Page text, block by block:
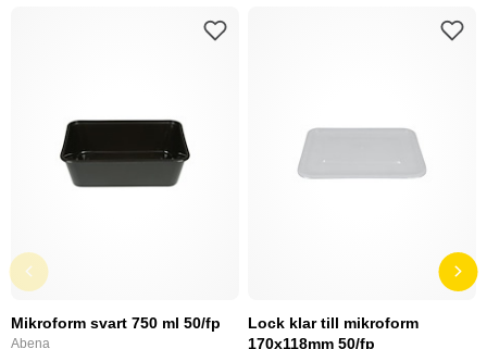
Mikroform svart 750 ml 50/fp
Abena
Lock klar till mikroform
170x118mm 50/fp